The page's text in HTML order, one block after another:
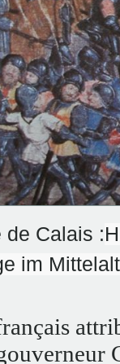
de Calais :
im